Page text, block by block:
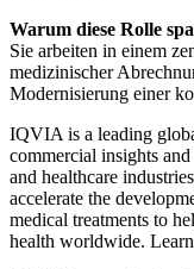
Warum diese Rolle
Sie arbeiten in einem
medizinischer
Modernisierung einer
IQVIA is a leading
commercial insights
and healthcare
accelerate the
medical treatments to
health worldwide.